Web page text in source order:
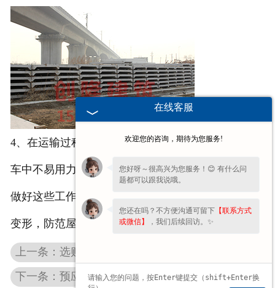
4、在运输过程中放平稳，使其受力均匀，在装车卸
车中不易用力摔打，应当轻抬轻放。
做好这些工作，可以在一定程度上防止混凝土屋面板
变形，防范屋面板变形而导致的各种问题。
上一条：选购安徽混凝土双T板有哪些注意事项
下一条：预应力混凝土构件常用强度等级与适用场景
在线客服
欢迎您的咨询，期待为您服务!
您好呀～很高兴为您服务！😊 有什么问
题都可以跟我说哦。
您还在吗？不方便沟通可留下 【联系方式
或微信】
，我们后续回访。✨